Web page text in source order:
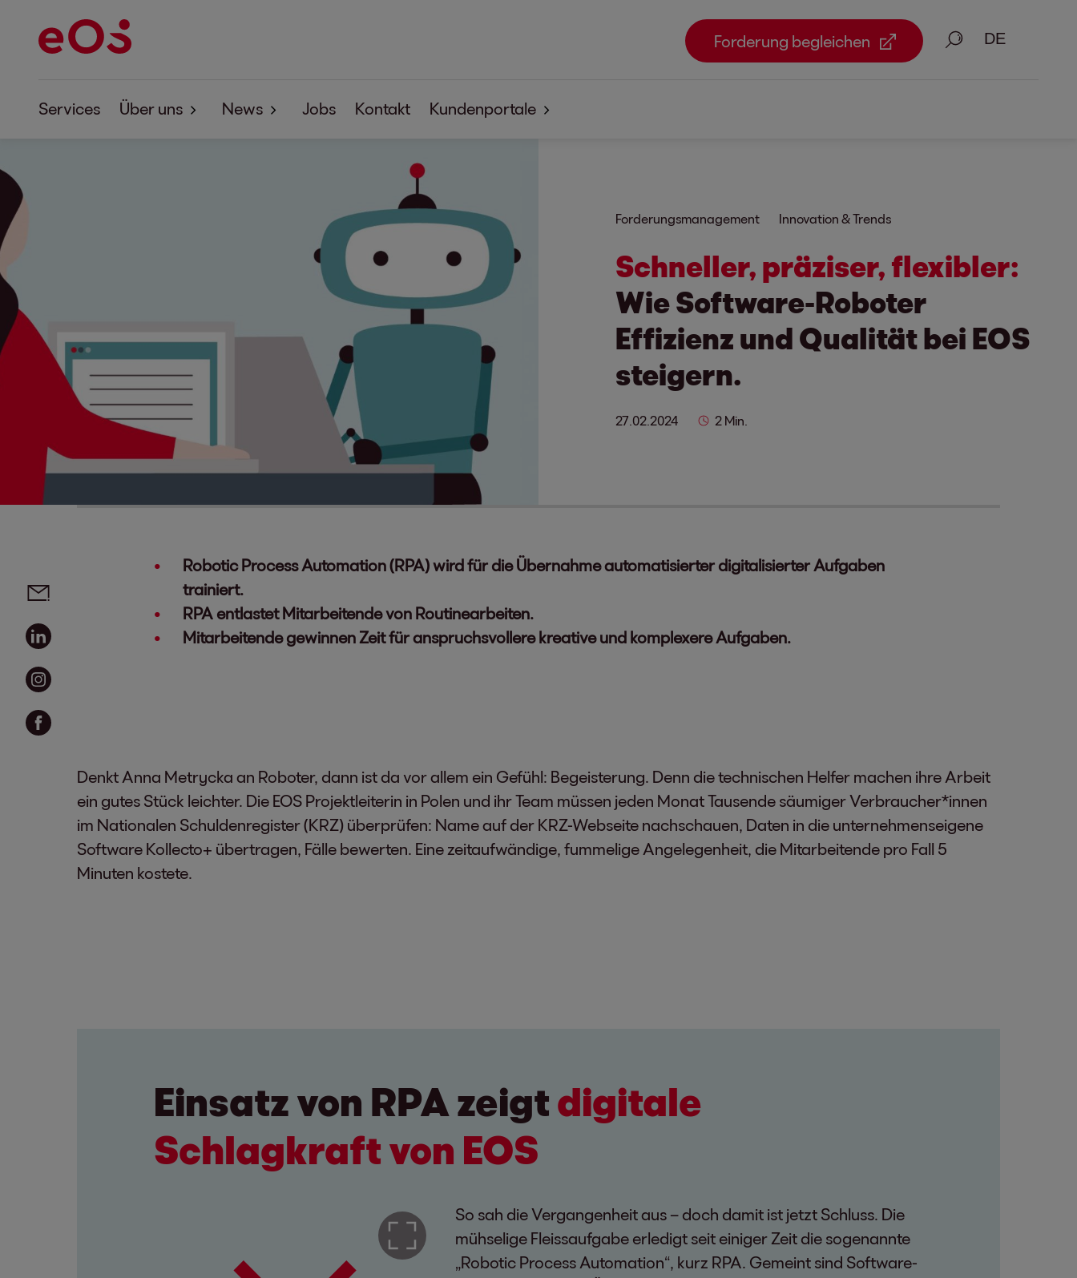
Forderung begleichen Suche
Services Über uns News Jobs Kontakt Kundenportale
SECUREtransfer
Forderungsmanagement Innovation & Trends
Schneller, präziser, flexibler:
Wie Software-Roboter
Effizienz und Qualität bei EOS
steigern.
27.02.2024 2 Min.
Robotic Process Automation (RPA) wird für die Übernahme automatisierter digitalisierter Aufgaben
trainiert.
RPA entlastet Mitarbeitende von Routinearbeiten.
Mitarbeitende gewinnen Zeit für anspruchsvollere kreative und komplexere Aufgaben.
Denkt Anna Metrycka an Roboter, dann ist da vor allem ein Gefühl: Begeisterung. Denn die technischen Helfer machen ihre Arbeit
ein gutes Stück leichter. Die EOS Projektleiterin in Polen und ihr Team müssen jeden Monat Tausende säumiger Verbraucher*innen
im Nationalen Schuldenregister (KRZ) überprüfen: Name auf der KRZ-Webseite nachschauen, Daten in die unternehmenseigene
Software Kollecto+ übertragen, Fälle bewerten. Eine zeitaufwändige, fummelige Angelegenheit, die Mitarbeitende pro Fall 5
Minuten kostete.
Einsatz von RPA zeigtdigitale
Schlagkraft von EOS
So sah die Vergangenheit aus – doch damit ist jetzt Schluss. Die
mühselige Fleissaufgabe erledigt seit einiger Zeit die sogenannte
„Robotic Process Automation“, kurz RPA. Gemeint sind Software-
Social Media Links - Artikel teilen